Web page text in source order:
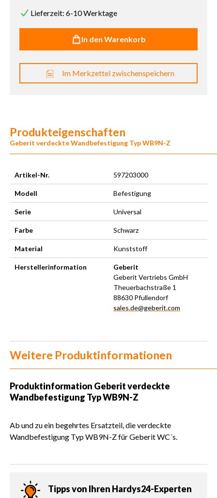
Lieferzeit: 6-10 Werktage
In den Warenkorb
Im Merkzettel zwischenspeichern
Produkteigenschaften
Geberit verdeckte Wandbefestigung Typ WB9N-Z
Artikel-Nr. 597203000
Modell Befestigung
Serie Universal
Farbe Schwarz
Material Kunststoff
Herstellerinformation
Geberit
Geberit Vertriebs GmbH
Theuerbachstraße 1
88630 Pfullendorf
sales.de@geberit.com
Weitere Produktinformationen
Produktinformation Geberit verdeckte
Wandbefestigung Typ WB9N-Z
Ab und zu ein begehrtes Ersatzteil, die verdeckte
Wandbefestigung Typ WB9N-Z für Geberit WC´s.
Tipps von Ihren Hardys24-Experten